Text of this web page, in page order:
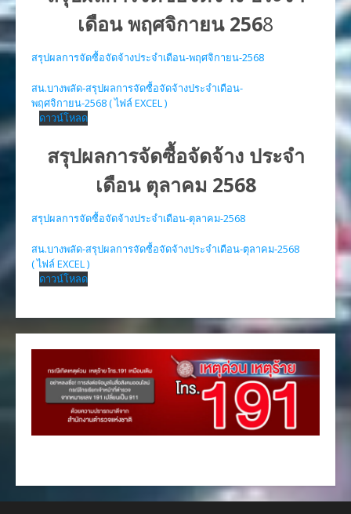
เดือน พฤศจิกายน 2568
สรุปผลการจัดซื้อจัดจ้างประจำเดือน-พฤศจิกายน-2568
สน.บางพลัด-สรุปผลการจัดซื้อจัดจ้างประจำเดือน-
พฤศจิกายน-2568 ( ไฟล์ EXCEL )
ดาวน์โหลด
สรุปผลการจัดซื้อจัดจ้าง ประจำ
เดือน ตุลาคม 2568
สรุปผลการจัดซื้อจัดจ้างประจำเดือน-ตุลาคม-2568
สน.บางพลัด-สรุปผลการจัดซื้อจัดจ้างประจำเดือน-ตุลาคม-2568
( ไฟล์ EXCEL )
ดาวน์โหลด